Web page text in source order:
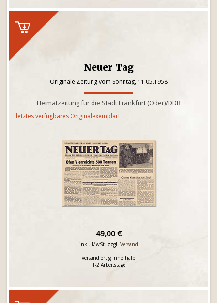
Neuer Tag
Originale Zeitung vom Sonntag, 11.05.1958
Heimatzeitung für die Stadt Frankfurt (Oder)/DDR
letztes verfügbares Originalexemplar!
49,00 €
inkl. MwSt. zzgl. Versand
versandfertig innerhalb
1-2 Arbeitstage